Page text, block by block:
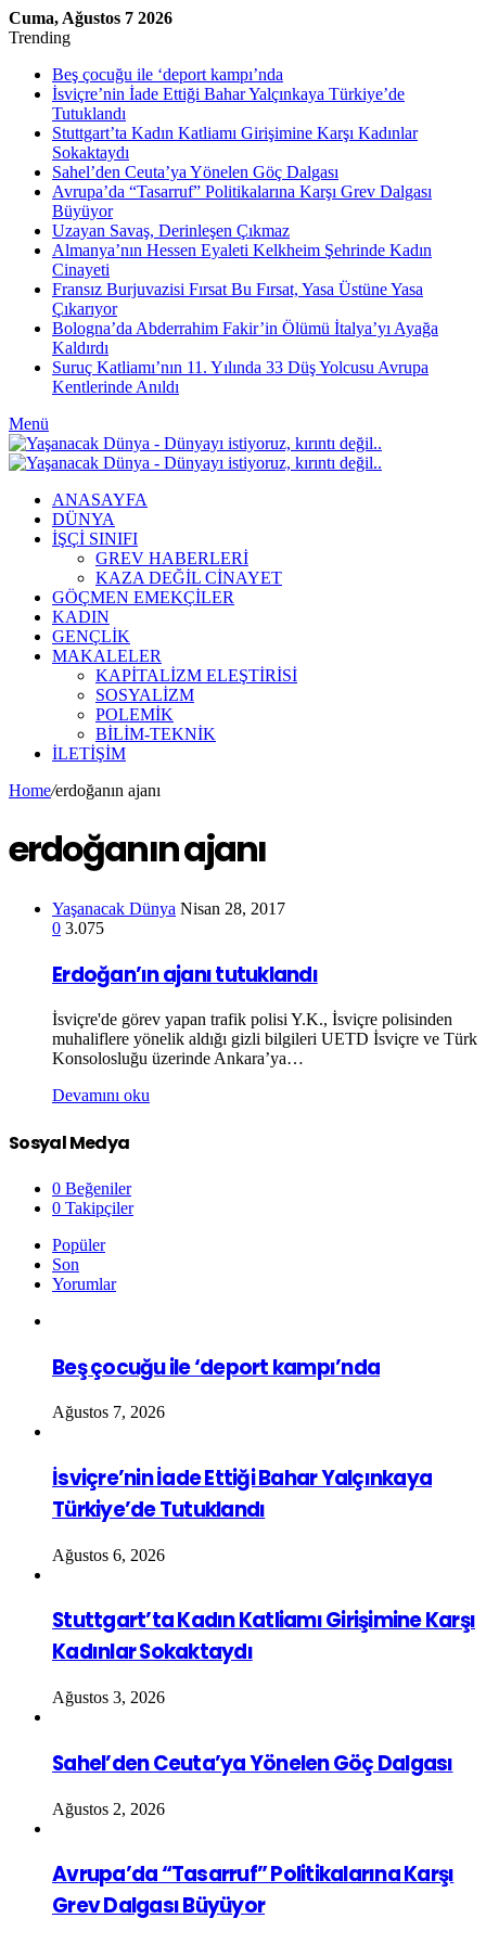
Cuma, Ağustos 7 2026
Trending
Beş çocuğu ile ‘deport kampı’nda
İsviçre’nin İade Ettiği Bahar Yalçınkaya Türkiye’de
Tutuklandı
Stuttgart’ta Kadın Katliamı Girişimine Karşı Kadınlar
Sokaktaydı
Sahel’den Ceuta’ya Yönelen Göç Dalgası
Avrupa’da “Tasarruf” Politikalarına Karşı Grev Dalgası
Büyüyor
Uzayan Savaş, Derinleşen Çıkmaz
Almanya’nın Hessen Eyaleti Kelkheim Şehrinde Kadın
Cinayeti
Fransız Burjuvazisi Fırsat Bu Fırsat, Yasa Üstüne Yasa
Çıkarıyor
Bologna’da Abderrahim Fakir’in Ölümü İtalya’yı Ayağa
Kaldırdı
Suruç Katliamı’nın 11. Yılında 33 Düş Yolcusu Avrupa
Kentlerinde Anıldı
Menü
ANASAYFA
DÜNYA
İŞÇİ SINIFI
GREV HABERLERİ
KAZA DEĞİL CİNAYET
GÖÇMEN EMEKÇİLER
KADIN
GENÇLİK
MAKALELER
KAPİTALİZM ELEŞTİRİSİ
SOSYALİZM
POLEMİK
BİLİM-TEKNİK
ILETIŞIM
Home/erdoğanın ajanı
erdoğanın ajanı
Yaşanacak Dünya Nisan 28, 2017
0 3.075
Erdoğan’ın ajanı tutuklandı
İsviçre'de görev yapan trafik polisi Y.K., İsviçre polisinden
muhaliflere yönelik aldığı gizli bilgileri UETD İsviçre ve Türk
Konsolosluğu üzerinde Ankara’ya…
Devamını oku
Sosyal Medya
0 Beğeniler
0 Takipçiler
Popüler
Son
Yorumlar
Beş çocuğu ile ‘deport kampı’nda
Ağustos 7, 2026
İsviçre’nin İade Ettiği Bahar Yalçınkaya
Türkiye’de Tutuklandı
Ağustos 6, 2026
Stuttgart’ta Kadın Katliamı Girişimine Karşı
Kadınlar Sokaktaydı
Ağustos 3, 2026
Sahel’den Ceuta’ya Yönelen Göç Dalgası
Ağustos 2, 2026
Avrupa’da “Tasarruf” Politikalarına Karşı
Grev Dalgası Büyüyor